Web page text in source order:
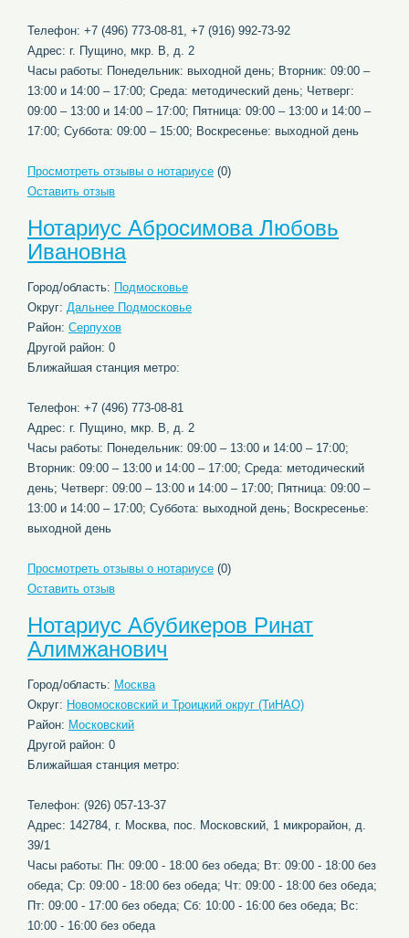
Телефон: +7 (496) 773-08-81, +7 (916) 992-73-92
Адрес: г. Пущино, мкр. В, д. 2
Часы работы: Понедельник: выходной день; Вторник: 09:00 –
13:00 и 14:00 – 17:00; Среда: методический день; Четверг:
09:00 – 13:00 и 14:00 – 17:00; Пятница: 09:00 – 13:00 и 14:00 –
17:00; Суббота: 09:00 – 15:00; Воскресенье: выходной день
Просмотреть отзывы о нотариусе (0)
Оставить отзыв
Нотариус Абросимова Любовь
Ивановна
Город/область: Подмосковье
Округ: Дальнее Подмосковье
Район: Серпухов
Другой район: 0
Ближайшая станция метро:
Телефон: +7 (496) 773-08-81
Адрес: г. Пущино, мкр. В, д. 2
Часы работы: Понедельник: 09:00 – 13:00 и 14:00 – 17:00;
Вторник: 09:00 – 13:00 и 14:00 – 17:00; Среда: методический
день; Четверг: 09:00 – 13:00 и 14:00 – 17:00; Пятница: 09:00 –
13:00 и 14:00 – 17:00; Суббота: выходной день; Воскресенье:
выходной день
Просмотреть отзывы о нотариусе (0)
Оставить отзыв
Нотариус Абубикеров Ринат
Алимжанович
Город/область: Москва
Округ: Новомосковский и Троицкий округ (ТиНАО)
Район: Московский
Другой район: 0
Ближайшая станция метро:
Телефон: (926) 057-13-37
Адрес: 142784, г. Москва, пос. Московский, 1 микрорайон, д.
39/1
Часы работы: Пн: 09:00 - 18:00 без обеда; Вт: 09:00 - 18:00 без
обеда; Ср: 09:00 - 18:00 без обеда; Чт: 09:00 - 18:00 без обеда;
Пт: 09:00 - 17:00 без обеда; Сб: 10:00 - 16:00 без обеда; Вс:
10:00 - 16:00 без обеда